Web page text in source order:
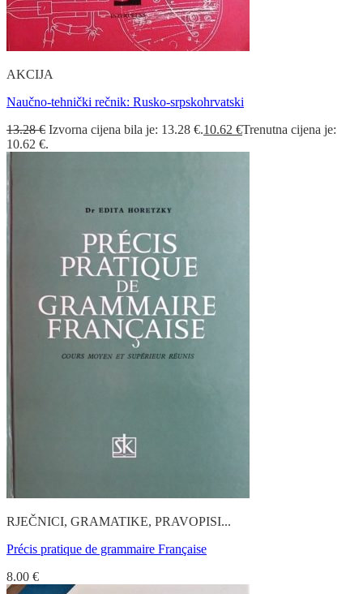
AKCIJA
Naučno-tehnički rečnik: Rusko-srpskohrvatski
13.28€ Izvorna cijena bila je: 13.28 €.10.62 €Trenutna cijena je:
10.62 €.
RJEČNICI, GRAMATIKE, PRAVOPISI...
Précis pratique de grammaire Française
8.00 €